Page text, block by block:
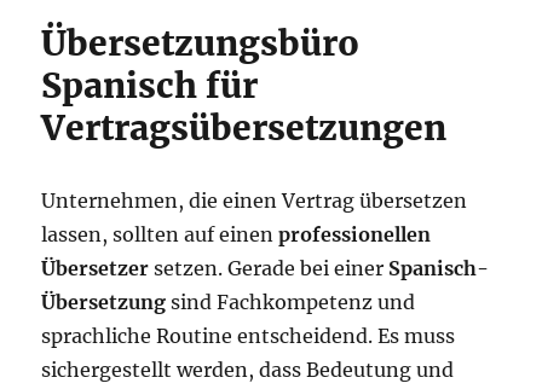
Übersetzungsbüro
Spanisch für
Vertragsübersetzungen
Unternehmen, die einen Vertrag übersetzen
lassen, sollten auf einenprofessionellen
Übersetzer setzen. Gerade bei einer Spanisch-
Übersetzung sind Fachkompetenz und
sprachliche Routine entscheidend. Es muss
sichergestellt werden, dass Bedeutung und